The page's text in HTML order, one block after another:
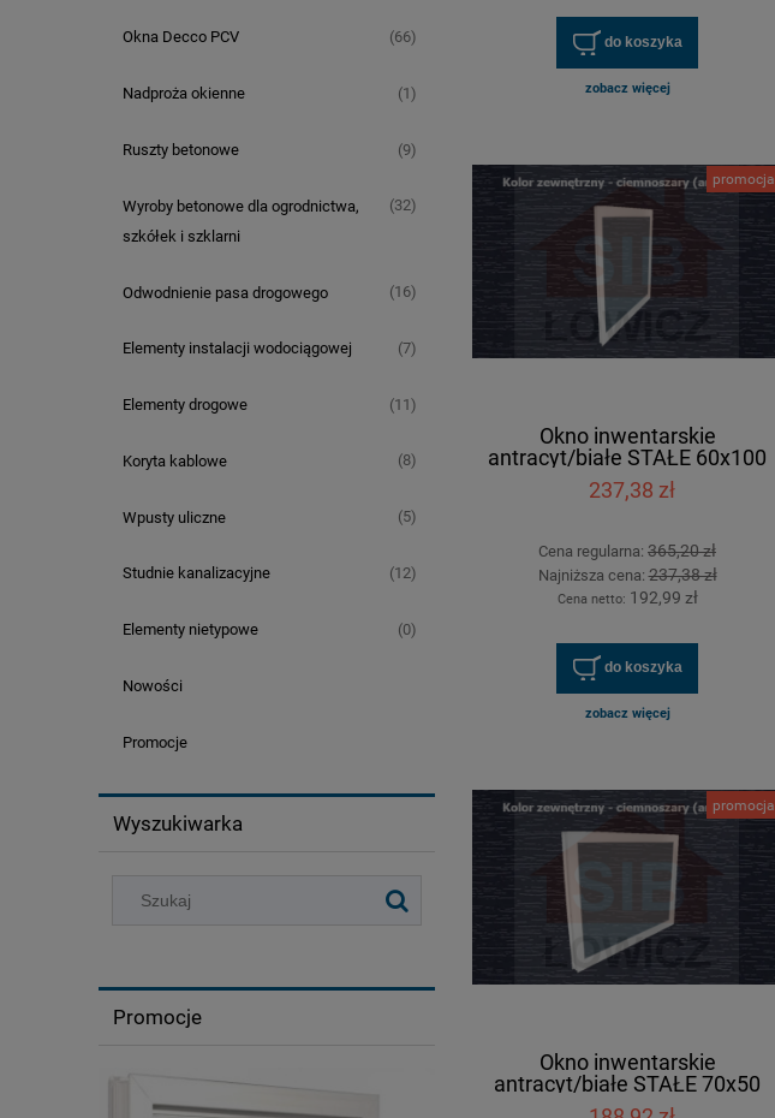
Okna Decco PCV (66)
Nadproża okienne (1)
Ruszty betonowe (9)
Wyroby betonowe dla ogrodnictwa,
szkółek i szklarni
(32)
Odwodnienie pasa drogowego (16)
Elementy instalacji wodociągowej (7)
Elementy drogowe (11)
Koryta kablowe (8)
Wpusty uliczne (5)
Studnie kanalizacyjne (12)
Elementy nietypowe (0)
Nowości
Promocje
Wyszukiwarka
Promocje
do koszyka
zobacz więcej
Okno inwentarskie
antracyt/białe STAŁE 60x100
[cm]
237,38 zł
Cena regularna: 365,20 zł
Najniższa cena:237,38 zł
Cena netto: 192,99 zł
do koszyka
zobacz więcej
promocja
Okno inwentarskie
antracyt/białe STAŁE 70x50
[cm]
promocja